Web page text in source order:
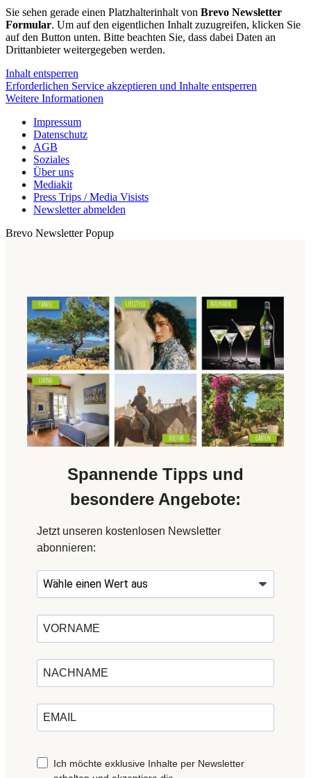
Sie sehen gerade einen Platzhalterinhalt von Brevo Newsletter
Formular. Um auf den eigentlichen Inhalt zuzugreifen, klicken Sie
auf den Button unten. Bitte beachten Sie, dass dabei Daten an
Drittanbieter weitergegeben werden.
Inhalt entsperren
Erforderlichen Service akzeptieren und Inhalte entsperren
Weitere Informationen
Impressum
Datenschutz
AGB
Soziales
Über uns
Mediakit
Press Trips / Media Visists
Newsletter abmelden
Brevo Newsletter Popup